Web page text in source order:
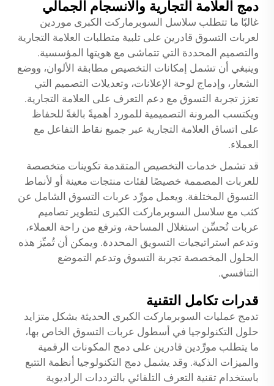
دمج العلامة التجارية والانسجام الجمالي
غالبًا ما تتطلب سلاسل السوبرماركت الكبرى موردين
لعربات التسوق قادرين على تلبية متطلبات العلامة التجارية
والتصميم المحددة التي تتماشى مع هويتها المؤسسية.
وينبغي أن تشمل إمكانات التخصيص مطابقة الألوان، ووضع
الشعار، وإدماج لوحة الإعلانات، وتعديلات التصميم التي
تعزز تجربة التسوق مع دعم التعرف على العلامة التجارية.
ويكتسب المرونة التصميمية للمورد أهميةً بالغةً للحفاظ
على اتساق العلامة التجارية عبر جميع نقاط التفاعل مع
العملاء.
قد تشمل خدمات التخصيص المتقدمة تكوينات متخصصة
للعربات المصممة خصيصًا لفئات منتجات معينة أو لأنماط
التسوق المختلفة. ويعمل مورِّد عربات التسوق الشامل عن
كثب مع سلاسل السوبرماركت الكبرى لتطوير تصاميم
عربات تُحسِّن استغلال المساحة، وترفع من راحة العملاء،
وتدعم استراتيجيات التسويق المحددة. ويمكن أن تُميِّز هذه
الحلول المخصصة تجربة التسوق وتدعم التموضع
التنافسي.
قدرات تكامل التقنية
تدمج عمليات السوبرماركت الكبرى الحديثة بشكل متزايد
حلول التكنولوجيا في أسطول عربات التسوق الخاص بها،
ما يتطلب مورِّدين قادرين على دمج المكونات الرقمية
والميزات الذكية. وقد يشمل دمج التكنولوجيا أنظمة التتبع
باستخدام تقنية التعرف التلقائي بالترددات الراديوية